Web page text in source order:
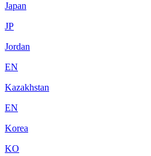
Japan
JP
Jordan
EN
Kazakhstan
EN
Korea
KO